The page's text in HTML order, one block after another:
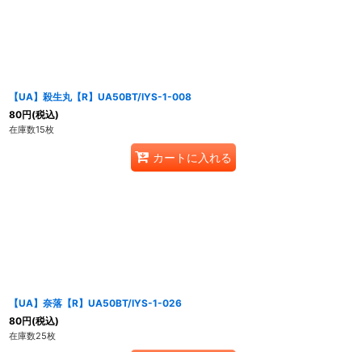
【UA】殺生丸【R】UA50BT/IYS-1-008
80円(税込)
在庫数15枚
カートに入れる
【UA】奈落【R】UA50BT/IYS-1-026
80円(税込)
在庫数25枚